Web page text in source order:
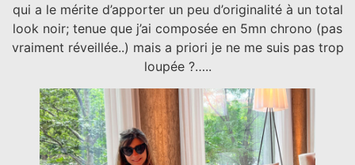
qui a le mérite d’apporter un peu d’originalité à un total
look noir; tenue que j’ai composée en 5mn chrono (pas
vraiment réveillée..) mais a priori je ne me suis pas trop
loupée ?…..